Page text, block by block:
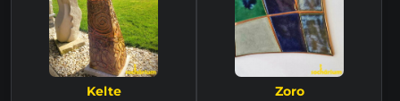
Kelte Zoro